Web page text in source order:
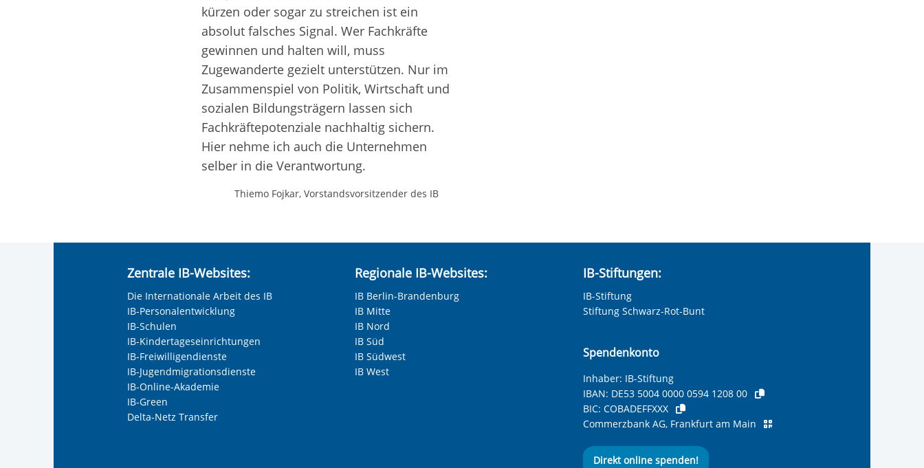
kürzen oder sogar zu streichen ist ein
absolut falsches Signal. Wer Fachkräfte
gewinnen und halten will, muss
Zugewanderte gezielt unterstützen. Nur im
Zusammenspiel von Politik, Wirtschaft und
sozialen Bildungsträgern lassen sich
Fachkräftepotenziale nachhaltig sichern.
Hier nehme ich auch die Unternehmen
selber in die Verantwortung.
Thiemo Fojkar, Vorstandsvorsitzender des IB
Zentrale IB-Websites:
Die Internationale Arbeit des IB
IB-Personalentwicklung
IB-Schulen
IB-Kindertageseinrichtungen
IB-Freiwilligendienste
IB-Jugendmigrationsdienste
IB-Online-Akademie
IB-Green
Delta-Netz Transfer
Regionale IB-Websites:
IB Berlin-Brandenburg
IB Mitte
IB Nord
IB Süd
IB Südwest
IB West
IB-Stiftungen:
IB-Stiftung
Stiftung Schwarz-Rot-Bunt
Spendenkonto
Inhaber: IB-Stiftung
IBAN: DE53 5004 0000 0594 1208 00
BIC: COBADEFFXXX
Commerzbank AG, Frankfurt am Main
Direkt online spenden!